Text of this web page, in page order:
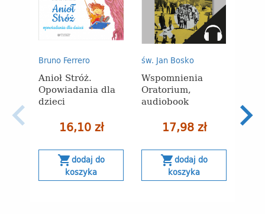
Bruno Ferrero
Anioł Stróż.
Opowiadania dla
dzieci
16,10 zł
shopping_cartdodaj do
koszyka
św. Jan Bosko
Wspomnienia
Oratorium,
audiobook
17,98 zł
shopping_cartdodaj do
koszyka